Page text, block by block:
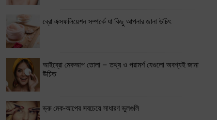
ব্রো এক্সফলিয়েশন সম্পর্কে যা কিছু আপনার জানা উচিৎ
আইব্রো মেকআপ তোলা – তথ্য ও পরামর্শ যেগুলো অবশ্যই জানা
উচিত
ভ্রু মেক-আপের সবচেয়ে সাধারণ ভুলগুলি